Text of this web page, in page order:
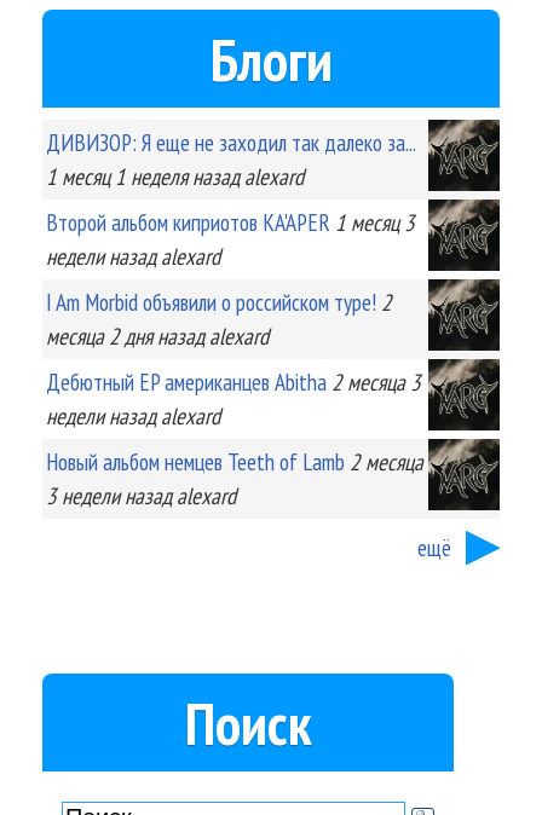
Блоги
ДИВИЗОР: Я еще не заходил так далеко за...
1 месяц 1 неделяназад alexard
Второй альбом киприотов KA'APER 1 месяц 3
неделиназад alexard
I Am Morbid объявили о российском туре! 2
месяца 2 дняназад alexard
Дебютный EP американцев Abitha 2 месяца 3
неделиназад alexard
Новый альбом немцев Teeth of Lamb 2 месяца
3 неделиназад alexard
ещё
Поиск